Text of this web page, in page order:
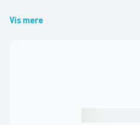
Vis mere